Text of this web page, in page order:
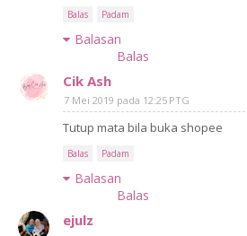
Balas Padam
Balasan
Balas
Cik Ash
7 Mei 2019 pada 12:25 PTG
Tutup mata bila buka shopee
Balas Padam
Balasan
Balas
ejulz